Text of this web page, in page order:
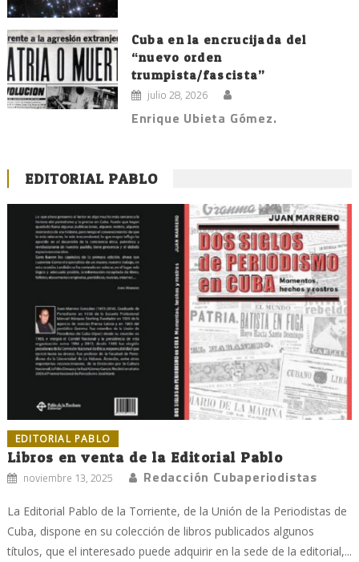
Cuba en la encrucijada del
“nuevo orden
trumpista/fascista”
julio 28, 2026
Enrique Ubieta Gómez.
EDITORIAL PABLO
EDITORIAL PABLO
Libros en venta de la Editorial Pablo
noviembre 13, 2025 Redacción Cubaperiodistas
La Editorial Pablo de la Torriente, de la Unión de la Periodistas de
Cuba, dispone en su colección de libros publicados algunos
títulos, que el interesado puede adquirir en la sede de la editorial,...